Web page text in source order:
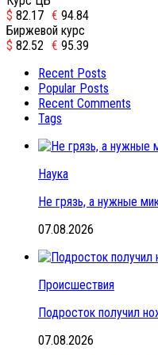
$ 82.17 € 94.84
Биржевой курс
$ 82.52 € 95.39
Recent Posts
Popular Posts
Recent Comments
Tags
Наука
Не грязь, а нужные
07.08.2026
Происшествия
Подросток получил
07.08.2026